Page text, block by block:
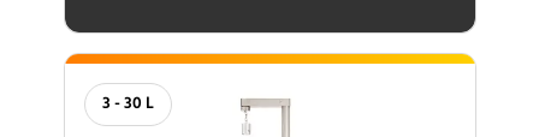
3 - 30 L